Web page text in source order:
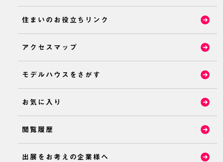
住まいのお役立ちリンク
アクセスマップ
モデルハウスをさがす
お気に入り
閲覧履歴
出展をお考えの企業様へ